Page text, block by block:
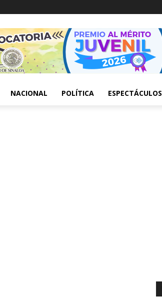
NACIONAL POLÍTICA ESPECTÁCULOS